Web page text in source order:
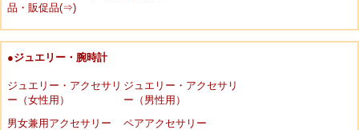
品・販促品(⇒)
●ジュエリー・腕時計
ジュエリー・アクセサリ
ー（女性用）
ジュエリー・アクセサリ
ー（男性用）
男女兼用アクセサリー
ペアアクセサリー